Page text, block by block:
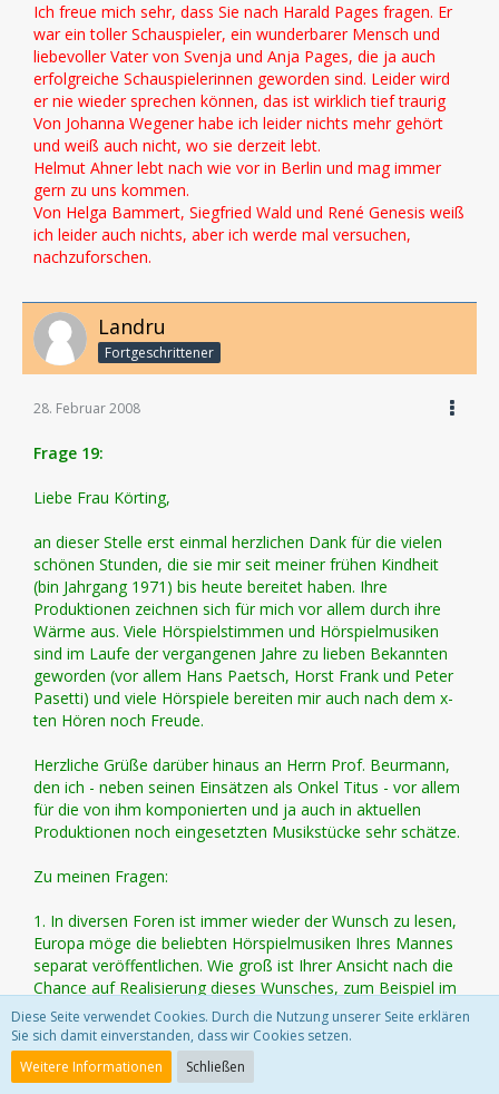
Ich freue mich sehr, dass Sie nach Harald Pages fragen. Er
war ein toller Schauspieler, ein wunderbarer Mensch und
liebevoller Vater von Svenja und Anja Pages, die ja auch
erfolgreiche Schauspielerinnen geworden sind. Leider wird
er nie wieder sprechen können, das ist wirklich tief traurig
Von Johanna Wegener habe ich leider nichts mehr gehört
und weiß auch nicht, wo sie derzeit lebt.
Helmut Ahner lebt nach wie vor in Berlin und mag immer
gern zu uns kommen.
Von Helga Bammert, Siegfried Wald und René Genesis weiß
ich leider auch nichts, aber ich werde mal versuchen,
nachzuforschen.
Landru
Fortgeschrittener
28. Februar 2008
Frage 19:
Liebe Frau Körting,
an dieser Stelle erst einmal herzlichen Dank für die vielen
schönen Stunden, die sie mir seit meiner frühen Kindheit
(bin Jahrgang 1971) bis heute bereitet haben. Ihre
Produktionen zeichnen sich für mich vor allem durch ihre
Wärme aus. Viele Hörspielstimmen und Hörspielmusiken
sind im Laufe der vergangenen Jahre zu lieben Bekannten
geworden (vor allem Hans Paetsch, Horst Frank und Peter
Pasetti) und viele Hörspiele bereiten mir auch nach dem x-
ten Hören noch Freude.
Herzliche Grüße darüber hinaus an Herrn Prof. Beurmann,
den ich - neben seinen Einsätzen als Onkel Titus - vor allem
für die von ihm komponierten und ja auch in aktuellen
Produktionen noch eingesetzten Musikstücke sehr schätze.
Zu meinen Fragen:
1. In diversen Foren ist immer wieder der Wunsch zu lesen,
Europa möge die beliebten Hörspielmusiken Ihres Mannes
separat veröffentlichen. Wie groß ist Ihrer Ansicht nach die
Chance auf Realisierung dieses Wunsches, zum Beispiel im
Rahmen der Originale (die ich übrigens ganz klasse finde)?
Der Wunsch nach den Hörspielmusiken ist auch schon oft
Diese Seite verwendet Cookies. Durch die Nutzung unserer Seite erklären
Sie sich damit einverstanden, dass wir Cookies setzen.
Weitere Informationen
Schließen